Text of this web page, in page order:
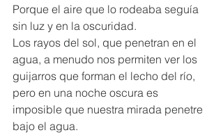
Porque el aire que lo rodeaba seguía
sin luz y en la oscuridad.
Los rayos del sol, que penetran en el
agua, a menudo nos permiten ver los
guijarros que forman el lecho del río,
pero en una noche oscura es
imposible que nuestra mirada penetre
bajo el agua.